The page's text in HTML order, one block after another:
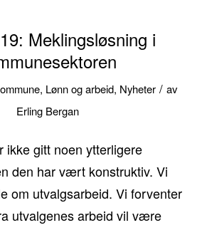
Meklingsløsning i
, Lønn og arbeid, Nyheter / av
Erling Bergan
ikke gitt noen ytterligere
den har vært konstruktiv. Vi
om utvalgsarbeid. Vi forventer
utvalgenes arbeid vil være